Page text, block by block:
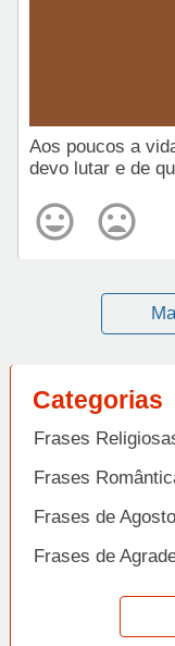
Aos poucos a
devo lutar e de
Categorias
Frases
Frases
Frases de Agosto
Frases de
Frases de
Frases de Amor